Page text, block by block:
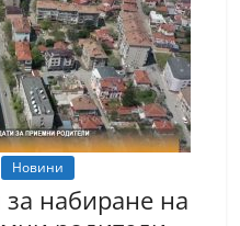
Новини
набиране на